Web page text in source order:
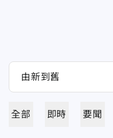
全部 即時 要聞